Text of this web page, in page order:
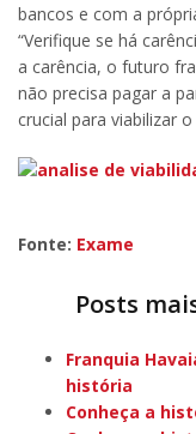
bancos e com a
“Verifique se há
a carência, o futuro
não precisa pagar a
crucial para viabilizar
Fonte: Exame
Posts
Franquia
história
Conheça a